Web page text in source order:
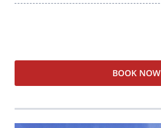
BOOK NOW